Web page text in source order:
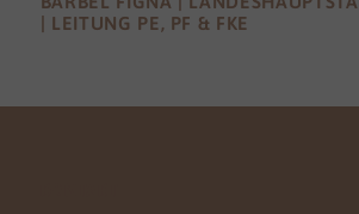
| LEITUNG PE, PF & FKE